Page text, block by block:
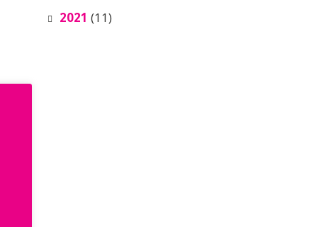
2021 (11)